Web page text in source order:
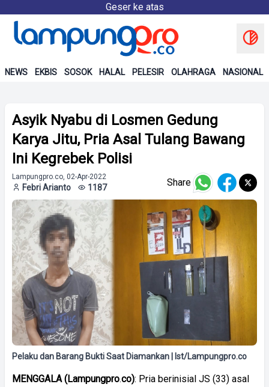
Geser ke atas
NEWS EKBIS SOSOK HALAL PELESIR OLAHRAGA NASIONAL
Asyik Nyabu di Losmen Gedung
Karya Jitu, Pria Asal Tulang Bawang
Ini Kegrebek Polisi
Lampungpro.co, 02-Apr-2022
Febri Arianto 1187 Share
Pelaku dan Barang Bukti Saat Diamankan | Ist/Lampungpro.co
MENGGALA (Lampungpro.co): Pria berinisial JS (33) asal